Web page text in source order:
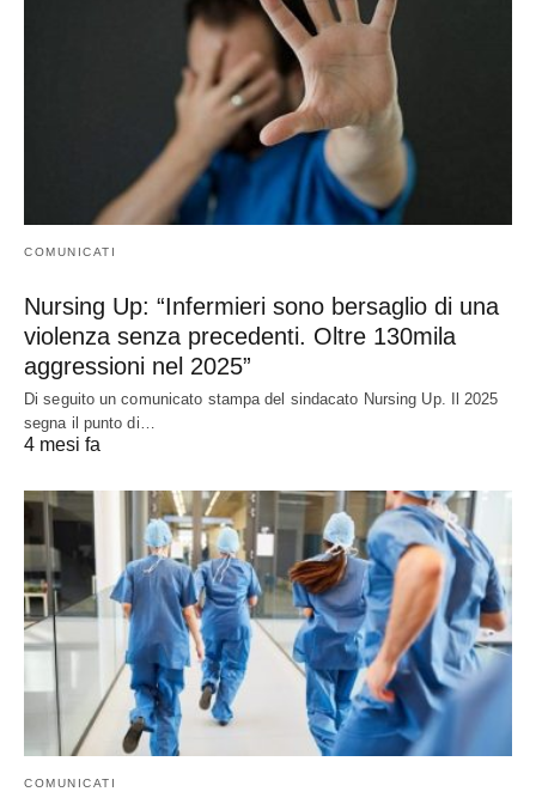
COMUNICATI
Nursing Up: “Infermieri sono bersaglio di una
violenza senza precedenti. Oltre 130mila
aggressioni nel 2025”
Di seguito un comunicato stampa del sindacato Nursing Up. Il 2025
segna il punto di…
4 mesi fa
COMUNICATI